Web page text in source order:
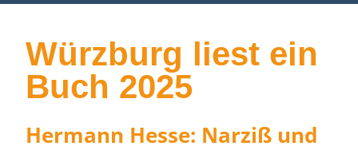
Skip
Würzburg liest ein
Buch 2025
Hermann Hesse: Narziß und